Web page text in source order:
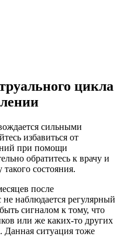
цикла
сильными
избавиться от
при помощи
обратитесь к врачу и
состояния.
после
наблюдается регулярный
сигналом к тому, что
или же каких-то других
ситуация тоже